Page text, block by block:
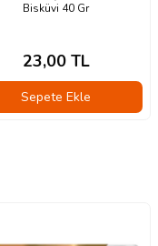
Bisküvi 40 Gr
23,00TL
Sepete Ekle